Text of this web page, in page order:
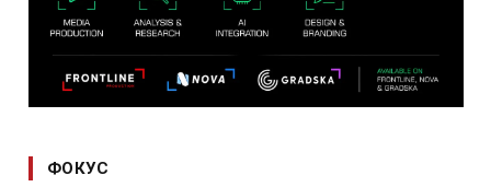
ФОКУС